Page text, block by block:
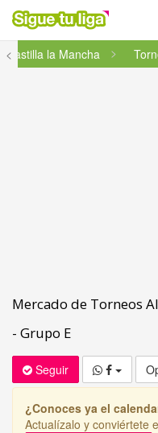
<
Castilla la Mancha
Mercado de Torneos
- Grupo E
Seguir
¿Conoces ya el
Actualízalo y conviértete